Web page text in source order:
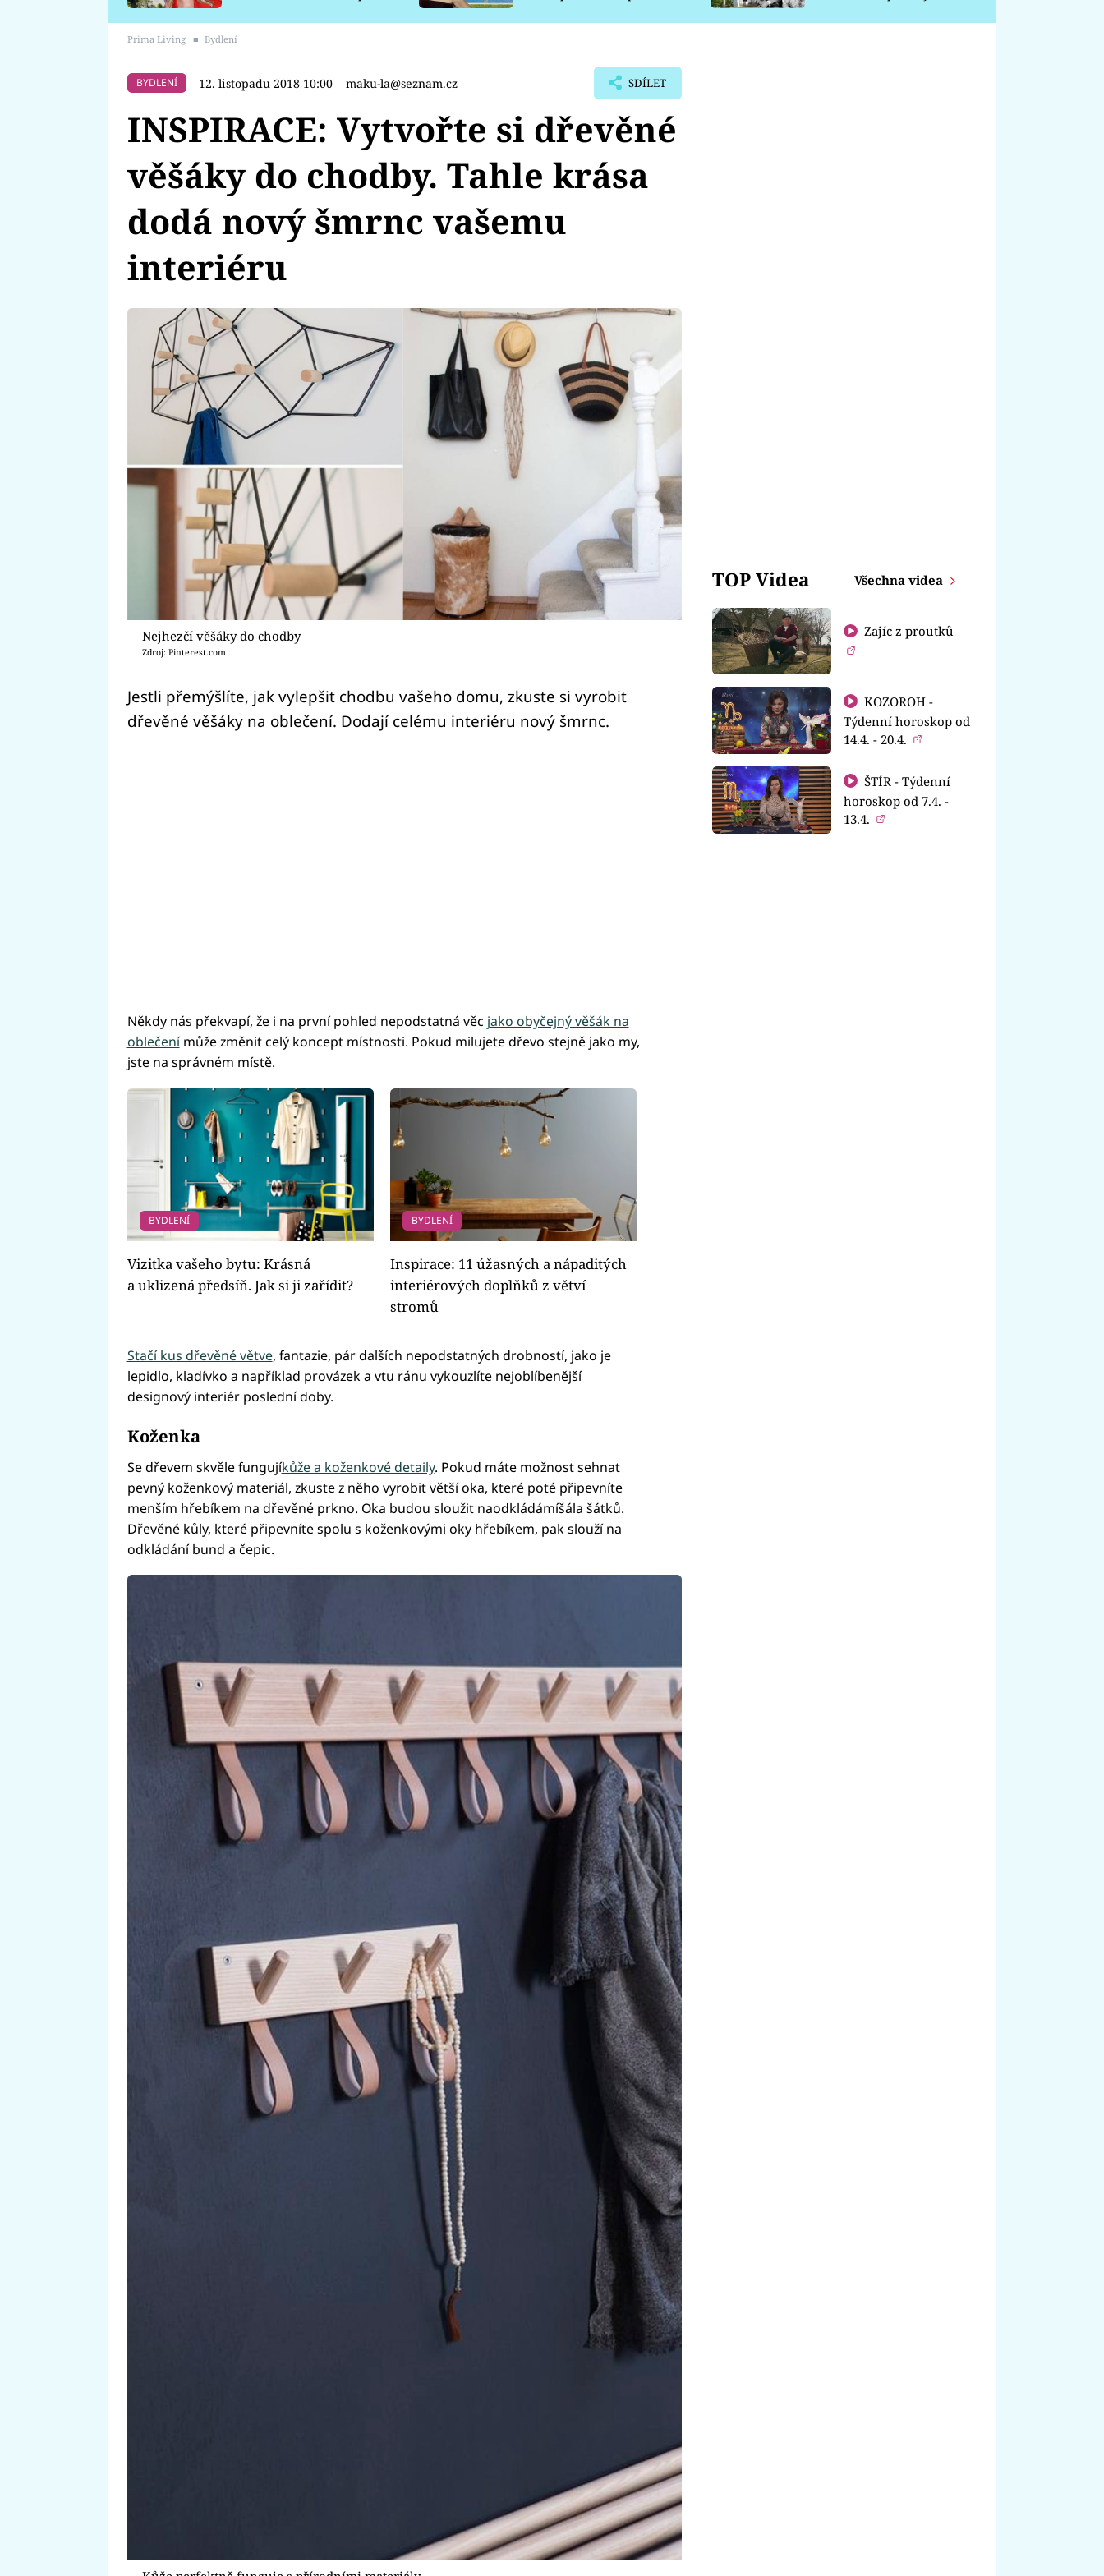
Prima Living ■ Bydlení
BYDLENÍ 12. listopadu 2018 10:00 maku-la@seznam.cz SDÍLET
INSPIRACE: Vytvořte si dřevěné
věšáky do chodby. Tahle krása
dodá nový šmrnc vašemu
interiéru
Nejhezčí věšáky do chodby
Zdroj: Pinterest.com
Jestli přemýšlíte, jak vylepšit chodbu vašeho domu, zkuste si vyrobit
dřevěné věšáky na oblečení. Dodají celému interiéru nový šmrnc.
Někdy nás překvapí, že i na první pohled nepodstatná věc jako obyčejný věšák na
oblečenímůže změnit celý koncept místnosti. Pokud milujete dřevo stejně jako my,
jste na správném místě.
BYDLENÍ
Vizitka vašeho bytu: Krásná
a uklizená předsíň. Jak si ji zařídit?
BYDLENÍ
Inspirace: 11 úžasných a nápaditých
interiérových doplňků z větví
stromů
Stačí kus dřevěné větve, fantazie, pár dalších nepodstatných drobností, jako je
lepidlo, kladívko a například provázek a vtu ránu vykouzlíte nejoblíbenější
designový interiér poslední doby.
Koženka
Se dřevem skvěle fungujíkůže a koženkové detaily. Pokud máte možnost sehnat
pevný koženkový materiál, zkuste z něho vyrobit větší oka, které poté připevníte
menším hřebíkem na dřevěné prkno. Oka budou sloužit naodkládámíšála šátků.
Dřevěné kůly, které připevníte spolu s koženkovými oky hřebíkem, pak slouží na
odkládání bund a čepic.
TOP Videa Všechna videa
Zajíc z proutků
KOZOROH -
Týdenní horoskop od
14.4. - 20.4.
ŠTÍR - Týdenní
horoskop od 7.4. -
13.4.